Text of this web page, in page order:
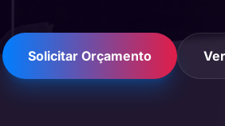
Solicitar Orçamento